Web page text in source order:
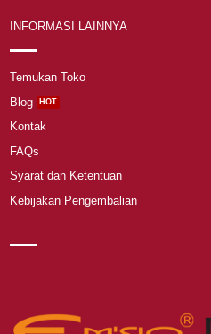
INFORMASI LAINNYA
Temukan Toko
Blog
Kontak
FAQs
Syarat dan Ketentuan
Kebijakan Pengembalian